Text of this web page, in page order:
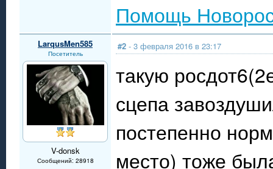
Помощь
LarqusMen585
Посетитель
V-donsk
Сообщений: 28918
#2 - 3 февраля 2016 в 23:17
такую
сцепа
постепенно
место) тоже